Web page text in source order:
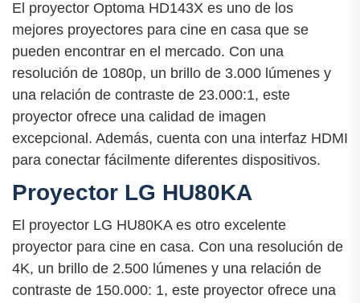
El proyector Optoma HD143X es uno de los
mejores proyectores para cine en casa que se
pueden encontrar en el mercado. Con una
resolución de 1080p, un brillo de 3.000 lúmenes y
una relación de contraste de 23.000:1, este
proyector ofrece una calidad de imagen
excepcional. Además, cuenta con una interfaz HDMI
para conectar fácilmente diferentes dispositivos.
Proyector LG HU80KA
El proyector LG HU80KA es otro excelente
proyector para cine en casa. Con una resolución de
4K, un brillo de 2.500 lúmenes y una relación de
contraste de 150.000: 1, este proyector ofrece una